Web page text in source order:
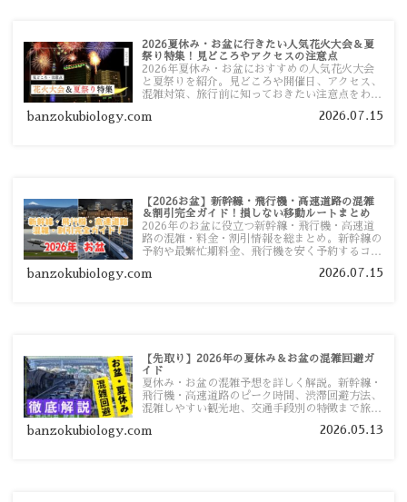
2026夏休み・お盆に行きたい人気花火大会＆夏
祭り特集！見どころやアクセスの注意点
2026年夏休み・お盆におすすめの人気花火大会
と夏祭りを紹介。見どころや開催日、アクセス、
混雑対策、旅行前に知っておきたい注意点をわか
banzokubiology.com 2026.07.15
【2026お盆】新幹線・飛行機・高速道路の混雑
＆割引完全ガイド！損しない移動ルートまとめ
2026年のお盆に役立つ新幹線・飛行機・高速道
路の混雑・料金・割引情報を総まとめ。新幹線の
予約や最繁忙期料金、飛行機を安く予約するコ
い移動方法を分かりやすく解説します。
banzokubiology.com 2026.07.15
【先取り】2026年の夏休み＆お盆の混雑回避ガ
イド
夏休み・お盆の混雑予想を詳しく解説。新幹線・
飛行機・高速道路のピーク時間、渋滞回避方法、
混雑しやすい観光地、交通手段別の特徴まで旅行
banzokubiology.com 2026.05.13